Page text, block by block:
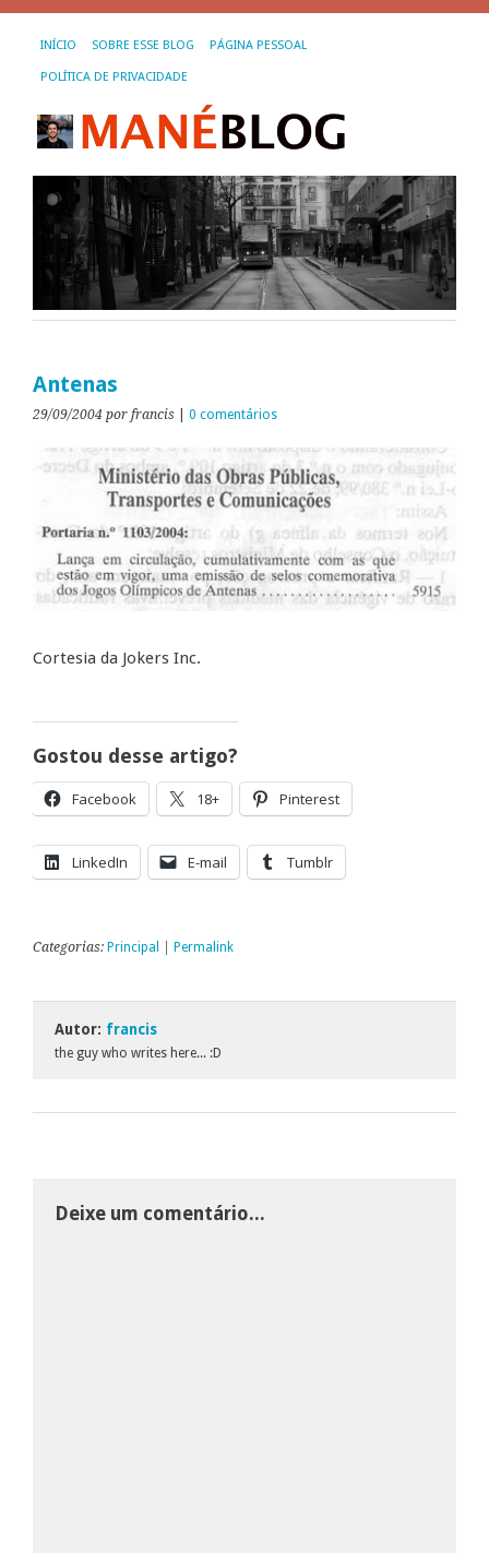
INÍCIO SOBRE ESSE BLOG PÁGINA PESSOAL
POLÍTICA DE PRIVACIDADE
Antenas
29/09/2004 por francis 0 comentários
Cortesia da Jokers Inc.
Gostou desse artigo?
Facebook 18+ Pinterest
LinkedIn E-mail Tumblr
Categorias: Principal Permalink
Autor: francis
the guy who writes here... :D
Deixe um comentário...